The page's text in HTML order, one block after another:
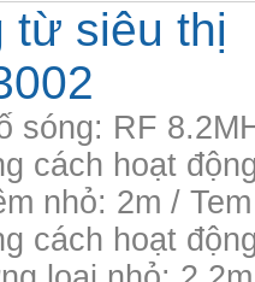
từ siêu thị
sóng: RF
cách hoạt
nhỏ: 2m /
cách hoạt